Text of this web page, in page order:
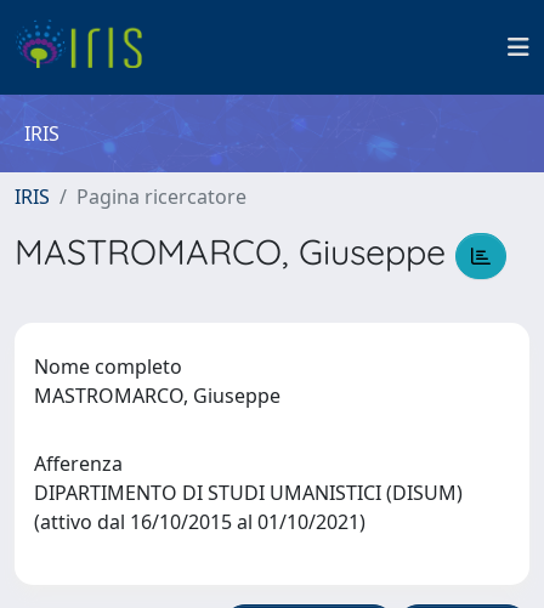
IRIS
IRIS Pagina ricercatore
MASTROMARCO, Giuseppe
Nome completo
MASTROMARCO, Giuseppe
Afferenza
DIPARTIMENTO DI STUDI UMANISTICI (DISUM)
(attivo dal 16/10/2015 al 01/10/2021)